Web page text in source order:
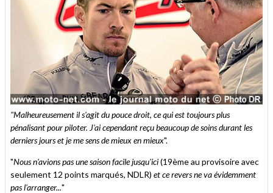
"Malheureusement il s'agit du pouce droit, ce qui est toujours plus
pénalisant pour piloter. J'ai cependant reçu beaucoup de soins durant les
derniers jours et je me sens de mieux en mieux".
"Nous n'avions pas une saison facile jusqu'ici(19ème au provisoire avec
seulement 12 points marqués, NDLR) et ce revers ne va évidemment
pas l'arranger..."